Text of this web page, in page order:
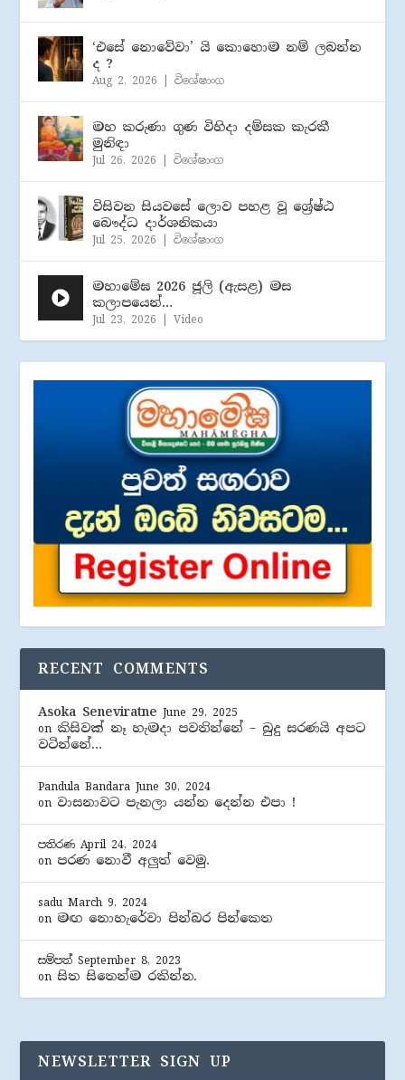
‘එසේ නොවේවා’ යි කොහොම නම් ලබන්න
ද ?
Aug 2, 2026 |විශේෂාංග
මහ කරුණා ගුණ විහිදා දම්සක කැරකී
මුනිඳා
Jul 26, 2026 |විශේෂාංග
විසිවන සියවසේ ලොව පහළ වූ ශ්‍රේෂ්ඨ
බෞද්ධ දාර්ශනිකයා
Jul 25, 2026 |විශේෂාංග
මහාමේඝ 2026 ජූලි (​ඇසළ) මස
කලාපයෙන්…
Jul 23, 2026 |Video
RECENT COMMENTS
Asoka Seneviratne June 29, 2025
on කිසිවක් නෑ හැමදා පවතින්නේ – බුදු සරණයි අපට
වටින්නේ…
Pandula Bandara June 30, 2024
on වාසනාවට පැනලා යන්න දෙන්න එපා !
පතිරණ April 24, 2024
on පරණ නොවී අලුත් වෙමු.
sadu March 9, 2024
on මඟ නොහැරේවා පින්බර පින්කෙත
සම්පත් September 8, 2023
onසිත සිතෙන්ම රකින්න.
NEWSLETTER SIGN UP